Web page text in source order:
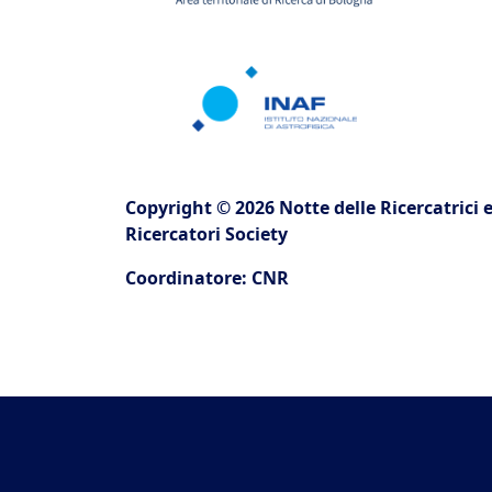
Copyright © 2026 Notte delle Ricercatrici
Ricercatori Society
Coordinatore: CNR